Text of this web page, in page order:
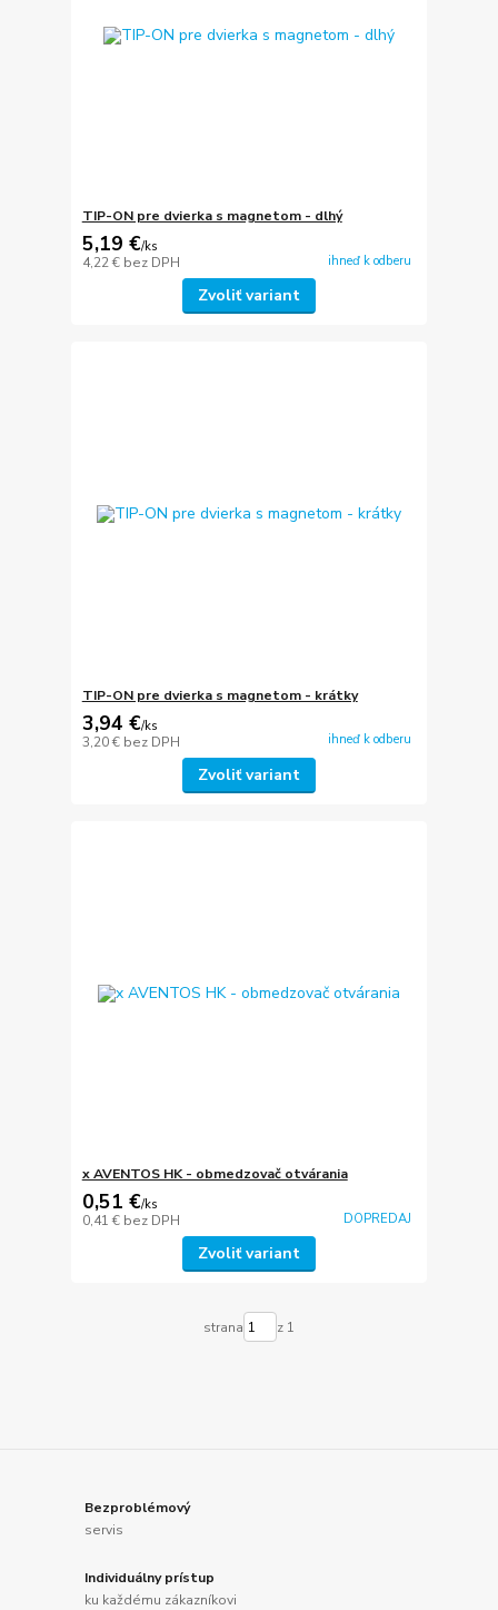
TIP-ON pre dvierka s magnetom - dlhý
5,19 €/ks
4,22 € bez DPH ihneď k odberu
Zvoliť variant
TIP-ON pre dvierka s magnetom - krátky
3,94 €/ks
3,20 € bez DPH ihneď k odberu
Zvoliť variant
x AVENTOS HK - obmedzovač otvárania
0,51 €/ks
0,41 € bez DPH DOPREDAJ
Zvoliť variant
strana z 1
Bezproblémový
servis
Individuálny prístup
ku každému zákazníkovi